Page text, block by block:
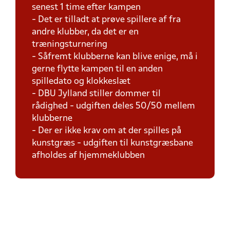
senest 1 time efter kampen
- Det er tilladt at prøve spillere af fra
andre klubber, da det er en
træningsturnering
- Såfremt klubberne kan blive enige, må i
gerne flytte kampen til en anden
spilledato og klokkeslæt
- DBU Jylland stiller dommer til
rådighed - udgiften deles 50/50 mellem
klubberne
- Der er ikke krav om at der spilles på
kunstgræs - udgiften til kunstgræsbane
afholdes af hjemmeklubben